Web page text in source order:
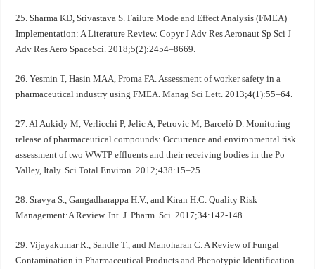
25. Sharma KD, Srivastava S. Failure Mode and Effect Analysis (FMEA)
Implementation: A Literature Review. Copyr J Adv Res Aeronaut Sp Sci J
Adv Res Aero SpaceSci. 2018;5(2):2454–8669.
26. Yesmin T, Hasin MAA, Proma FA. Assessment of worker safety in a
pharmaceutical industry using FMEA. Manag Sci Lett. 2013;4(1):55–64.
27. Al Aukidy M, Verlicchi P, Jelic A, Petrovic M, Barcelò D. Monitoring
release of pharmaceutical compounds: Occurrence and environmental risk
assessment of two WWTP effluents and their receiving bodies in the Po
Valley, Italy. Sci Total Environ. 2012;438:15–25.
28. Sravya S., Gangadharappa H.V., and Kiran H.C. Quality Risk
Management:A Review. Int. J. Pharm. Sci. 2017;34:142-148.
29. Vijayakumar R., Sandle T., and Manoharan C. A Review of Fungal
Contamination in Pharmaceutical Products and Phenotypic Identification